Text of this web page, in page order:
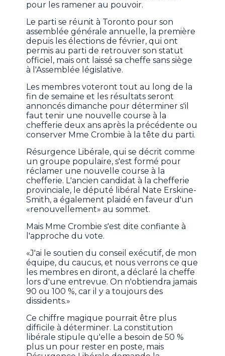
pour les ramener au pouvoir.
Le parti se réunit à Toronto pour son
assemblée générale annuelle, la première
depuis les élections de février, qui ont
permis au parti de retrouver son statut
officiel, mais ont laissé sa cheffe sans siège
à l'Assemblée législative.
Les membres voteront tout au long de la
fin de semaine et les résultats seront
annoncés dimanche pour déterminer s'il
faut tenir une nouvelle course à la
chefferie deux ans après la précédente ou
conserver Mme Crombie à la tête du parti.
Résurgence Libérale, qui se décrit comme
un groupe populaire, s'est formé pour
réclamer une nouvelle course à la
chefferie. L'ancien candidat à la chefferie
provinciale, le député libéral Nate Erskine-
Smith, a également plaidé en faveur d'un
«renouvellement» au sommet.
Mais Mme Crombie s'est dite confiante à
l'approche du vote.
«J'ai le soutien du conseil exécutif, de mon
équipe, du caucus, et nous verrons ce que
les membres en diront, a déclaré la cheffe
lors d'une entrevue. On n'obtiendra jamais
90 ou 100 %, car il y a toujours des
dissidents.»
Ce chiffre magique pourrait être plus
difficile à déterminer. La constitution
libérale stipule qu'elle a besoin de 50 %
plus un pour rester en poste, mais